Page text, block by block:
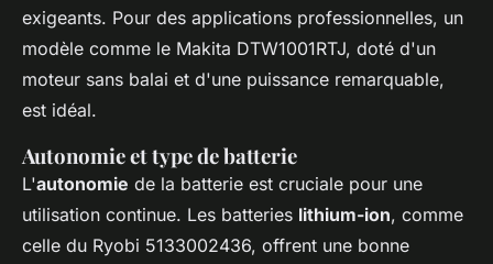
exigeants. Pour des applications professionnelles, un
modèle comme le Makita DTW1001RTJ, doté d'un
moteur sans balai et d'une puissance remarquable,
est idéal.
Autonomie et type de batterie
L'autonomie de la batterie est cruciale pour une
utilisation continue. Les batteries lithium-ion, comme
celle du Ryobi 5133002436, offrent une bonne